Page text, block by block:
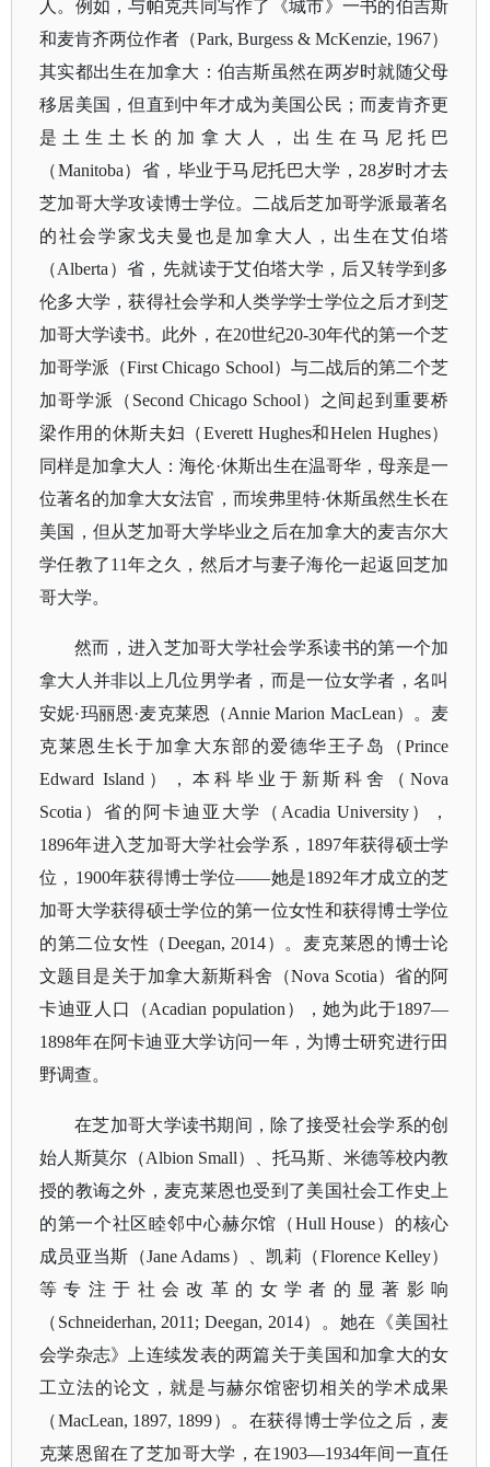
人。例如，与帕克共同写作了《城市》一书的伯吉斯
和麦肯齐两位作者（Park, Burgess & McKenzie, 1967）
其实都出生在加拿大：伯吉斯虽然在两岁时就随父母
移居美国，但直到中年才成为美国公民；而麦肯齐更
是土生土长的加拿大人，出生在马尼托巴
（Manitoba）省，毕业于马尼托巴大学，28岁时才去
芝加哥大学攻读博士学位。二战后芝加哥学派最著名
的社会学家戈夫曼也是加拿大人，出生在艾伯塔
（Alberta）省，先就读于艾伯塔大学，后又转学到多
伦多大学，获得社会学和人类学学士学位之后才到芝
加哥大学读书。此外，在20世纪20-30年代的第一个芝
加哥学派（First Chicago School）与二战后的第二个芝
加哥学派（Second Chicago School）之间起到重要桥
梁作用的休斯夫妇（Everett Hughes和Helen Hughes）
同样是加拿大人：海伦·休斯出生在温哥华，母亲是一
位著名的加拿大女法官，而埃弗里特·休斯虽然生长在
美国，但从芝加哥大学毕业之后在加拿大的麦吉尔大
学任教了11年之久，然后才与妻子海伦一起返回芝加
哥大学。
然而，进入芝加哥大学社会学系读书的第一个加
拿大人并非以上几位男学者，而是一位女学者，名叫
安妮·玛丽恩·麦克莱恩（Annie Marion MacLean）。麦
克莱恩生长于加拿大东部的爱德华王子岛（Prince
Edward Island），本科毕业于新斯科舍（Nova
Scotia）省的阿卡迪亚大学（ Acadia University ），
1896年进入芝加哥大学社会学系，1897年获得硕士学
位，1900年获得博士学位——她是1892年才成立的芝
加哥大学获得硕士学位的第一位女性和获得博士学位
的第二位女性（Deegan, 2014）。麦克莱恩的博士论
文题目是关于加拿大新斯科舍（Nova Scotia）省的阿
卡迪亚人口（Acadian population），她为此于1897—
1898年在阿卡迪亚大学访问一年，为博士研究进行田
野调查。
在芝加哥大学读书期间，除了接受社会学系的创
始人斯莫尔（Albion Small）、托马斯、米德等校内教
授的教诲之外，麦克莱恩也受到了美国社会工作史上
的第一个社区睦邻中心赫尔馆（Hull House）的核心
成员亚当斯（Jane Adams）、凯莉（Florence Kelley）
等专注于社会改革的女学者的显著影响
（Schneiderhan, 2011; Deegan, 2014）。她在《美国社
会学杂志》上连续发表的两篇关于美国和加拿大的女
工立法的论文，就是与赫尔馆密切相关的学术成果
（MacLean, 1897, 1899）。在获得博士学位之后，麦
克莱恩留在了芝加哥大学，在1903—1934年间一直任